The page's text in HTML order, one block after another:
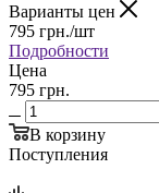
Варианты цен
795 грн./шт
Подробности
Цена
795 грн.
В корзину
Поступления